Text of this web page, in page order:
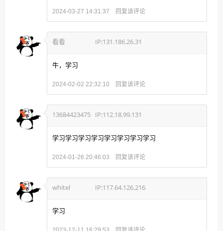
2024-03-27 14:31:37 回复该评论
看看 IP:131.186.26.31
牛，学习
2024-02-02 22:32:10 回复该评论
13684423475 IP:112.18.99.131
学习学习学习学习学习学习学习学习
2024-01-26 20:46:03 回复该评论
whitel IP:117.64.126.216
学习